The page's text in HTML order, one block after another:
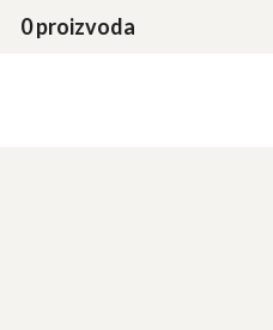
0 proizvoda